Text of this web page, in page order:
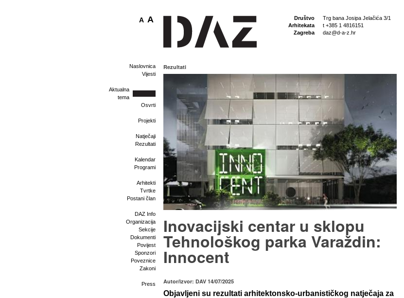
Društvo
Arhitekata
Zagreba
Trg bana Josipa Jelačića 3/1
t +385 1 4816151
daz@d-a-z.hr
A A
Naslovnica
Vijesti
Aktualna
tema
Osvrti
Projekti
Natječaji
Rezultati
Kalendar
Programi
Arhitekti
Tvrtke
Postani član
DAZ Info
Organizacija
Sekcije
Dokumenti
Povijest
Sponzori
Poveznice
Zakoni
Press
Rezultati
Inovacijski centar u sklopu
Tehnološkog parka Varaždin:
Innocent
Autor/izvor: DAV 14/07/2025
Objavljeni su rezultati arhitektonsko-urbanističkog natječaja za